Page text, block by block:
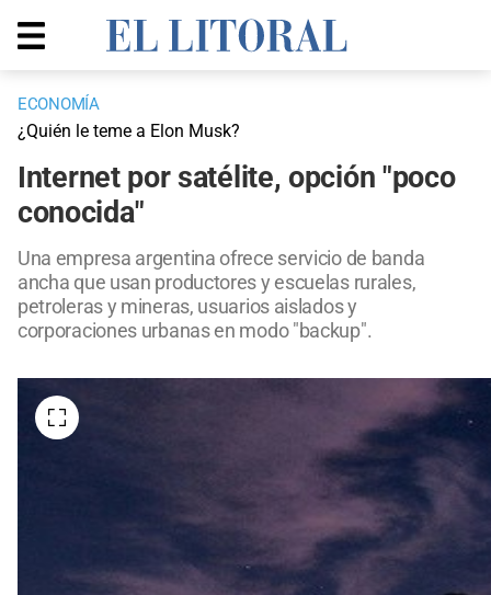
ECONOMÍA
¿Quién le teme a Elon Musk?
Internet por satélite, opción "poco
conocida"
Una empresa argentina ofrece servicio de banda
ancha que usan productores y escuelas rurales,
petroleras y mineras, usuarios aislados y
corporaciones urbanas en modo "backup".